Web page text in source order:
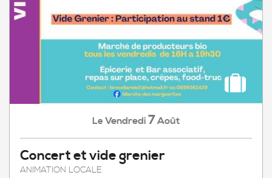
Le Vendredi 7Août
Concert et vide grenier
ANIMATION LOCALE